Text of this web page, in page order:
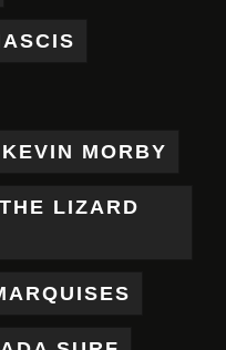
KEVIN MORBY
LIZARD